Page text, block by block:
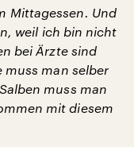
Mittagessen. Und
weil ich bin nicht
bei Ärzte sind
muss man selber
muss man
mit diesem